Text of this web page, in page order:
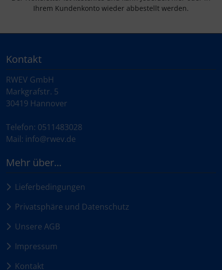
Ihrem Kundenkonto wieder abbestellt werden.
Kontakt
RWEV GmbH
Markgrafstr. 5
30419 Hannover
Telefon: 0511483028
Mail: info@rwev.de
Mehr über...
Lieferbedingungen
Privatsphäre und Datenschutz
Unsere AGB
Impressum
Kontakt